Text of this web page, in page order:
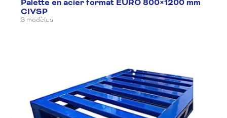
Palette en acier format EURO 800×1200 mm
CIVSP
3 modèles